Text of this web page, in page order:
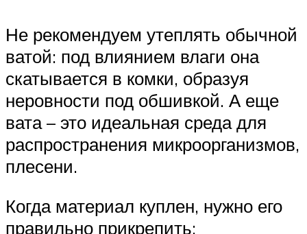
Не рекомендуем утеплять обычной
ватой: под влиянием влаги она
скатывается в комки, образуя
неровности под обшивкой. А еще
вата – это идеальная среда для
распространения микроорганизмов,
плесени.
Когда материал куплен, нужно его
правильно прикрепить: